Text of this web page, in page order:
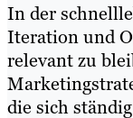
In der
Iteration und
relevant zu
die sich